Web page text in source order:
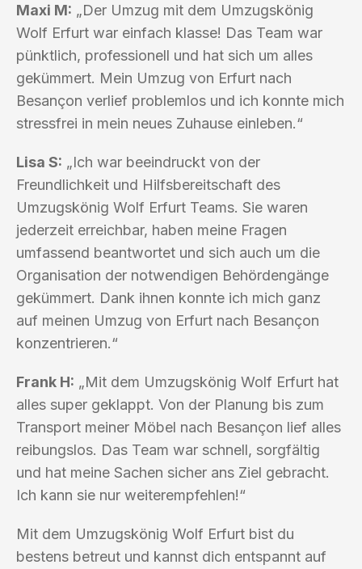
Maxi M: „Der Umzug mit dem Umzugskönig
Wolf Erfurt war einfach klasse! Das Team war
pünktlich, professionell und hat sich um alles
gekümmert. Mein Umzug von Erfurt nach
Besançon verlief problemlos und ich konnte mich
stressfrei in mein neues Zuhause einleben.“
Lisa S: „Ich war beeindruckt von der
Freundlichkeit und Hilfsbereitschaft des
Umzugskönig Wolf Erfurt Teams. Sie waren
jederzeit erreichbar, haben meine Fragen
umfassend beantwortet und sich auch um die
Organisation der notwendigen Behördengänge
gekümmert. Dank ihnen konnte ich mich ganz
auf meinen Umzug von Erfurt nach Besançon
konzentrieren.“
Frank H: „Mit dem Umzugskönig Wolf Erfurt hat
alles super geklappt. Von der Planung bis zum
Transport meiner Möbel nach Besançon lief alles
reibungslos. Das Team war schnell, sorgfältig
und hat meine Sachen sicher ans Ziel gebracht.
Ich kann sie nur weiterempfehlen!“
Mit dem Umzugskönig Wolf Erfurt bist du
bestens betreut und kannst dich entspannt auf